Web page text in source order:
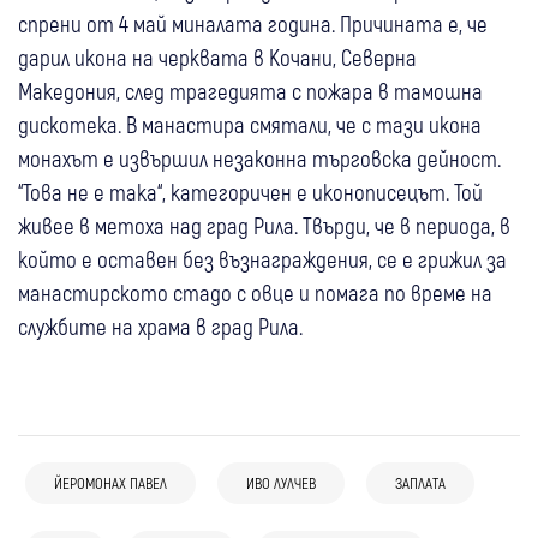
спрени от 4 май миналата година. Причината е, че
дарил икона на черквата в Кочани, Северна
Македония, след трагедията с пожара в тамошна
дискотека. В манастира смятали, че с тази икона
монахът е извършил незаконна търговска дейност.
“Това не е така“, категоричен е иконописецът. Той
живее в метоха над град Рила. Твърди, че в периода, в
който е оставен без възнаграждения, се е грижил за
манастирското стадо с овце и помага по време на
службите на храма в град Рила.
ЙЕРОМОНАХ ПАВЕЛ ИВО ЛУЛЧЕВ ЗАПЛАТА